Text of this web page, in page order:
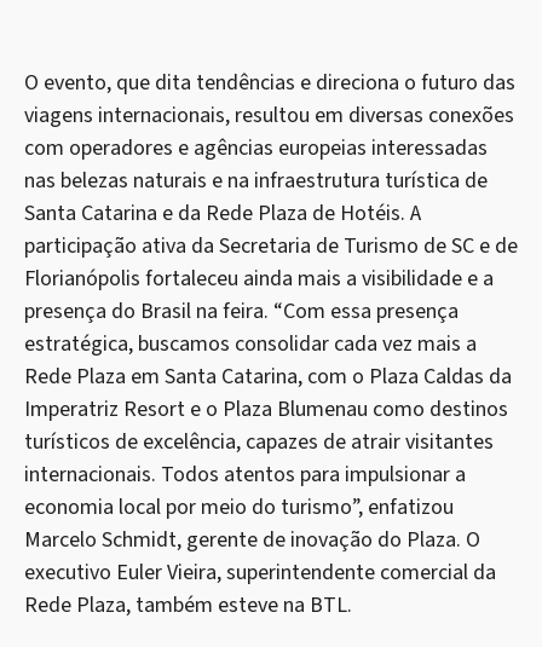
O evento, que dita tendências e direciona o futuro das
viagens internacionais, resultou em diversas conexões
com operadores e agências europeias interessadas
nas belezas naturais e na infraestrutura turística de
Santa Catarina e da Rede Plaza de Hotéis. A
participação ativa da Secretaria de Turismo de SC e de
Florianópolis fortaleceu ainda mais a visibilidade e a
presença do Brasil na feira. “Com essa presença
estratégica, buscamos consolidar cada vez mais a
Rede Plaza em Santa Catarina, com o Plaza Caldas da
Imperatriz Resort e o Plaza Blumenau como destinos
turísticos de excelência, capazes de atrair visitantes
internacionais. Todos atentos para impulsionar a
economia local por meio do turismo”, enfatizou
Marcelo Schmidt, gerente de inovação do Plaza. O
executivo Euler Vieira, superintendente comercial da
Rede Plaza, também esteve na BTL.